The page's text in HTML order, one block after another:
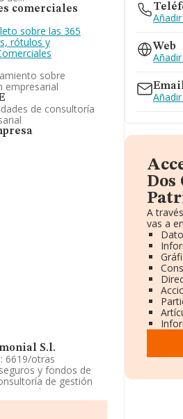
comerciales
sobre las 365
rótulos y
sobre
empresarial
de consultoría
S.l.
6619/otras
y fondos de
de gestión
en el Registro
No realiza
Web
Dos
A
vas a